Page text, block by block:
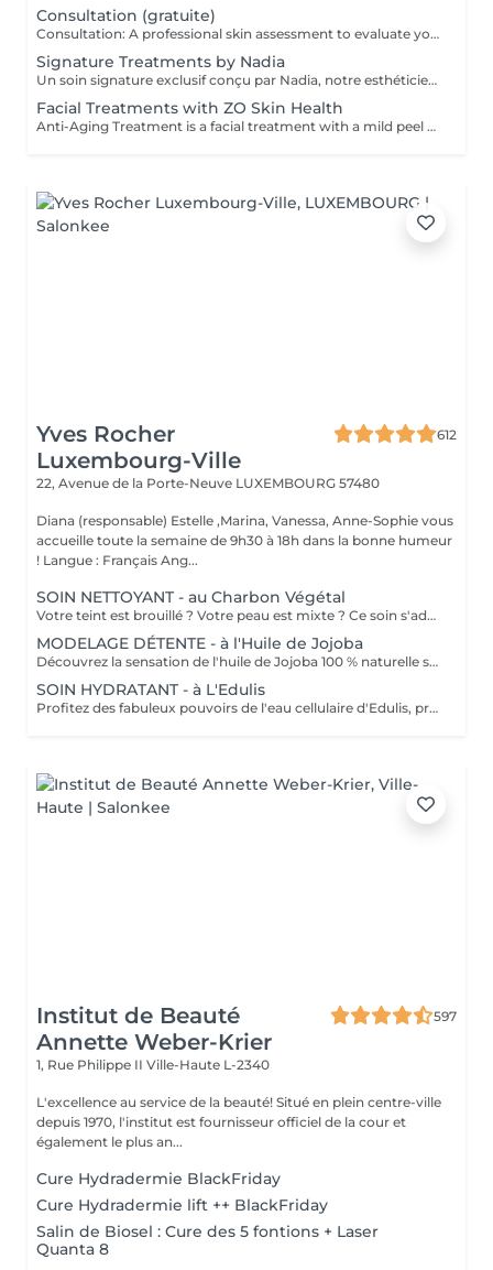
Consultation (gratuite)
Consultation: A professional skin assessment to evaluate your skin condition, discuss your concerns, and recommend the most suitable treatments and home care routine. Consultation&First Procedure: A professional skin assessment to evaluate your skin condition, discuss your concerns, and recommend the most suitable treatments and home care routine. Followed by a customised treatment designed to address your skin's immediate needs. The price will depend on the type of procedure.
Signature Treatments by Nadia
Un soin signature exclusif conçu par Nadia, notre esthéticienne, spécialement dédié aux zones délicates du contour des yeux et du cou. Ce traitement procure une hydratation intense et améliore l'élasticité de la peau, contribuant à restaurer sa fermeté, sa souplesse et un aspect visiblement plus frais et revitalisé. Le soin aide à atténuer l'apparence des ridules, apporte un léger effet éclaircissant au contour des yeux et offre un effet liftant naturel pour un regard reposé et une apparence plus jeune. Une autre option associe ce soin intensif hydratant pour les yeux et le cou à un soin complet du visage, pour une expérience de beauté encore plus complète et des résultats optimaux.
Facial Treatments with ZO Skin Health
Anti-Aging Treatment is a facial treatment with a mild peel designed to restore hydration, smooth dry, rough texture, soften lines and strengthen skin to prevent future aging and skin damage. Redness Treatment is a facial treatment with a mild peel designed to calm skin and minimize symptoms associated with red, sensitized skin, including rosacea. Ultra Hydration Treatment is a facial treatment with a mild peel designed to soothe skin and restore hydration in dry, dehydrated skin. Skin Brightening Treatment is a facial treatment with a mild peel designed to target mild discoloration and restore a more even skin tone. Acne + Oil Control Treatment is a facial treatment with a mild peel to decongest pores, absorb excess surface oil, target blemishes and prevent future breakouts. Enzyme Facial Treatment is a gentle, effective facial treatment with enzymatic exfoliation to revive dull skin, replenish hydration, soothe skin and restore healthy skin barrier to strengthen skin. Stimulator Peel is the perfect lunchtime peel, gentle enough for all skin types. An effective blend of AHAs provide immediately healthier, glowing skin with no downtime. Added antioxidants and anti-irritants neutralize free radicals and calm the skin.
Yves Rocher
Luxembourg-Ville
612
22, Avenue de la Porte-Neuve LUXEMBOURG 57480
Diana (responsable) Estelle ,Marina, Vanessa, Anne-Sophie vous
accueille toute la semaine de 9h30 à 18h dans la bonne humeur
! Langue : Français Ang...
SOIN NETTOYANT - au Charbon Végétal
Votre teint est brouillé ? Votre peau est mixte ? Ce soin s'adresse à vous. Votre peau est nettoyée par une exfoliation douce, sous vapeur, complétée par une extraction des comédons. Pour finir, l'application d'un masque purifie la zone médiane (front, nez, menton), et hydrate le reste de votre visage. Bénéfices : Detoxifié et hydraté, votre visage retrouve un teint unifié, frais et lumineux.
MODELAGE DÉTENTE - à l'Huile de Jojoba
Découvrez la sensation de l'huile de Jojoba 100 % naturelle sur votre peau. Nourrie, votre peau retrouve tout son confort. Libéré de ses tensions grâce aux mains habiles de notre esthéticienne, votre visage est détendu. Bénéfices : Nourrie, votre peau retrouve tout son confort.
SOIN HYDRATANT - à L'Edulis
Profitez des fabuleux pouvoirs de l'eau cellulaire d'Edulis, précieuse source d'hydratation continue. Après la brumisation du Sérum concentré en eau cellulaire, le Masque Crème ressourçant se transforme en une texture soyeuse qui fond sur votre peau sous le délicat modelage de notre esthéticienne. Bénéfices : Gorgée d'eau, votre peau retrouve douceur, souplesse et éclat. Retrouvez le confort dune peau hydratée en continu.
Institut de Beauté
Annette Weber-Krier
597
1, Rue Philippe II Ville-Haute L-2340
L'excellence au service de la beauté! Situé en plein centre-ville
depuis 1970, l'institut est fournisseur officiel de la cour et
également le plus an...
Cure Hydradermie BlackFriday
Cure Hydradermie lift ++ BlackFriday
Salin de Biosel : Cure des 5 fontions + Laser
Quanta 8